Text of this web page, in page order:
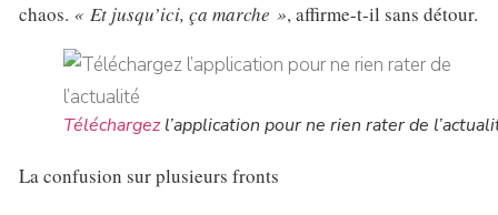
chaos. « Et jusqu’ici, ça marche », affirme-t-il sans détour.
Téléchargezl’application pour ne rien rater de
La confusion sur plusieurs fronts